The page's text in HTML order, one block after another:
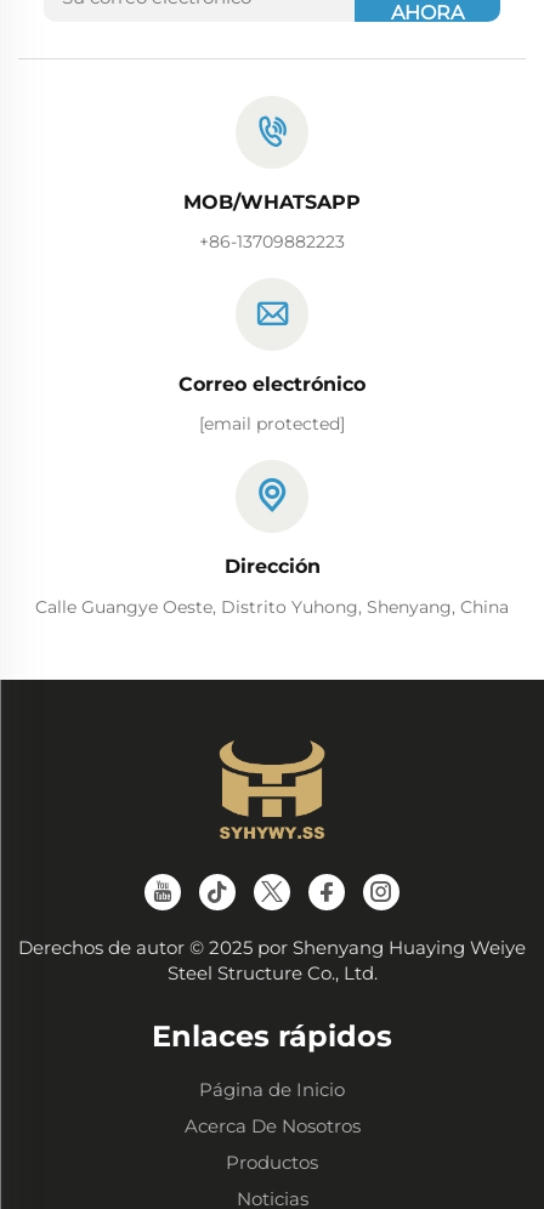
AHORA
MOB/WHATSAPP
+86-13709882223
Correo electrónico
[email protected]
Dirección
Calle Guangye Oeste, Distrito Yuhong, Shenyang, China
Derechos de autor © 2025 por Shenyang Huaying Weiye
Steel Structure Co., Ltd.
Enlaces rápidos
Página de Inicio
Acerca De Nosotros
Productos
Noticias